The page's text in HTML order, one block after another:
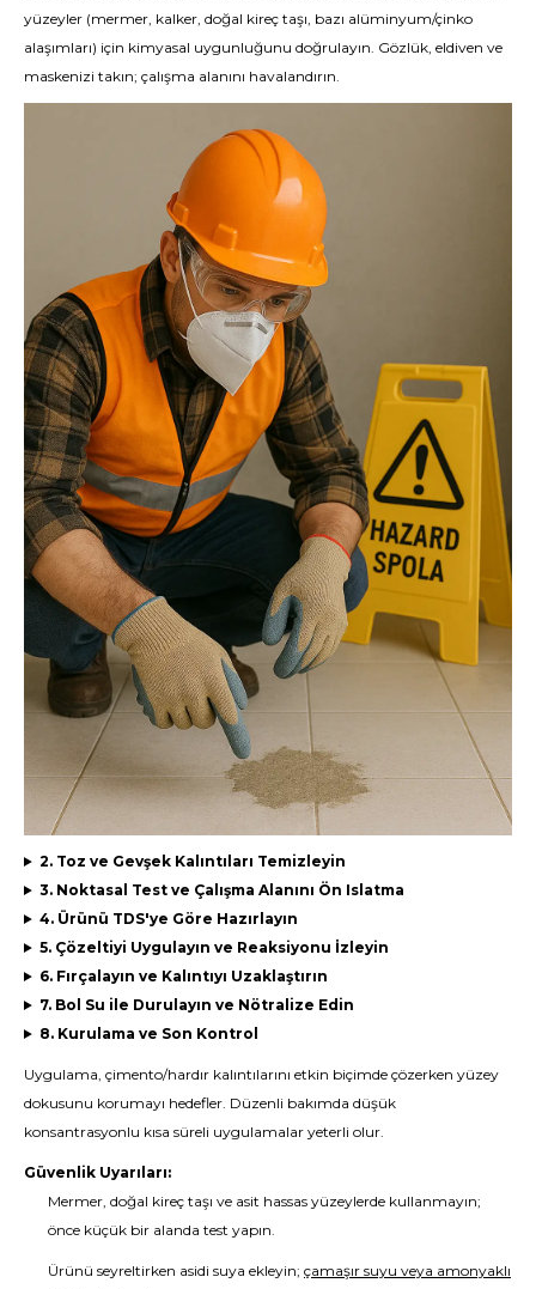
yüzeyler (mermer, kalker, doğal kireç taşı, bazı alüminyum/çinko
alaşımları) için kimyasal uygunluğunu doğrulayın. Gözlük, eldiven ve
maskenizi takın; çalışma alanını havalandırın.
2. Toz ve Gevşek Kalıntıları Temizleyin
3. Noktasal Test ve Çalışma Alanını Ön Islatma
4. Ürünü TDS'ye Göre Hazırlayın
5. Çözeltiyi Uygulayın ve Reaksiyonu İzleyin
6. Fırçalayın ve Kalıntıyı Uzaklaştırın
7. Bol Su ile Durulayın ve Nötralize Edin
8. Kurulama ve Son Kontrol
Uygulama, çimento/hardır kalıntılarını etkin biçimde çözerken yüzey
dokusunu korumayı hedefler. Düzenli bakımda düşük
konsantrasyonlu kısa süreli uygulamalar yeterli olur.
Güvenlik Uyarıları:
Mermer, doğal kireç taşı ve asit hassas yüzeylerde kullanmayın;
önce küçük bir alanda test yapın.
Ürünü seyreltirken asidi suya ekleyin; çamaşır suyu veya amonyaklı